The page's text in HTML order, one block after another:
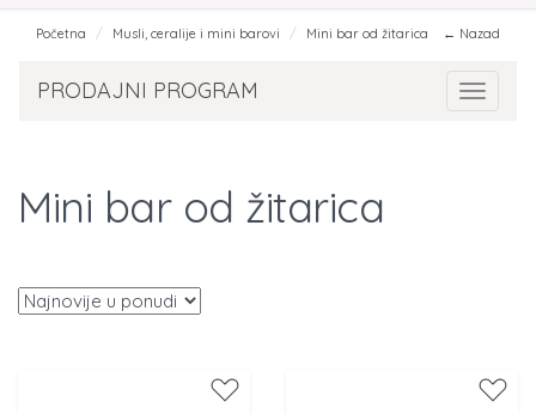
Početna Musli, ceralije i mini barovi Mini bar od žitarica ← Nazad
Toggle
PRODAJNI PROGRAM
Mini bar od žitarica